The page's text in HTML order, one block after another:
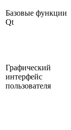
Базовые функции
Qt
Графический
интерфейс
пользователя